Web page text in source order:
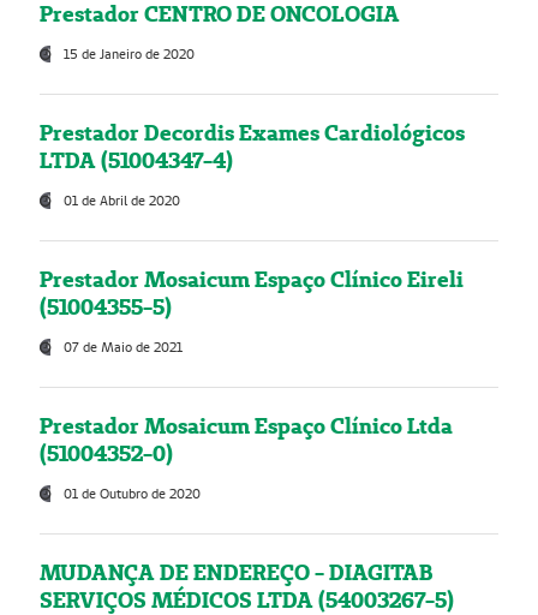
Prestador CENTRO DE ONCOLOGIA
15 de Janeiro de 2020
Prestador Decordis Exames Cardiológicos
LTDA (51004347-4)
01 de Abril de 2020
Prestador Mosaicum Espaço Clínico Eireli
(51004355-5)
07 de Maio de 2021
Prestador Mosaicum Espaço Clínico Ltda
(51004352-0)
01 de Outubro de 2020
MUDANÇA DE ENDEREÇO - DIAGITAB
SERVIÇOS MÉDICOS LTDA (54003267-5)